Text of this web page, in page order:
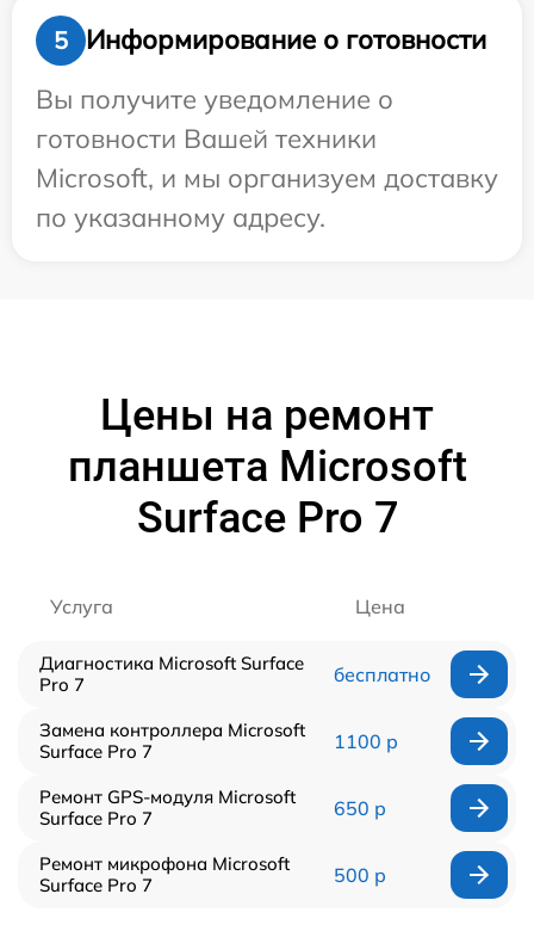
5
Информирование о готовности
Вы получите уведомление о
готовности Вашей техники
Microsoft, и мы организуем доставку
по указанному адресу.
Цены на ремонт
планшета Microsoft
Surface Pro 7
Услуга Цена
Диагностика Microsoft Surface
Pro 7
бесплатно
Замена контроллера Microsoft
Surface Pro 7
1100 р
Ремонт GPS-модуля Microsoft
Surface Pro 7
650 р
Ремонт микрофона Microsoft
Surface Pro 7
500 р